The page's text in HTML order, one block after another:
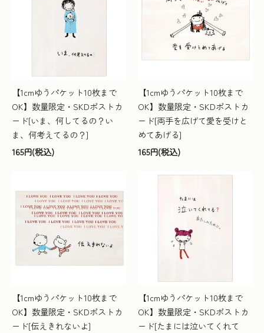
【1cmゆうパケット10枚まで
OK】数量限定・SKDポストカ
ード[いま、何してるの？い
ま、何考えてるの？]
165円(税込)
【1cmゆうパケット10枚まで
OK】数量限定・SKDポストカ
ード[両手を広げて愛を受けと
めてあげる]
165円(税込)
【1cmゆうパケット10枚まで
OK】数量限定・SKDポストカ
ード[伝えきれないよ]
【1cmゆうパケット10枚まで
OK】数量限定・SKDポストカ
ード[たまには泣いてくれて